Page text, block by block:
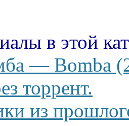
в этой
— Bomba
торрент.
из